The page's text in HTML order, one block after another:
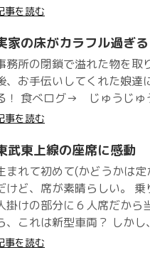
事を読む
家の床がカラフル過ぎる
務所の閉鎖で溢れた物を取
、お手伝いしてくれた娘達
！ 食べログ→ じゅうじゅ
事を読む
武東上線の座席に感動
まれて初めて(かどうかは
けど、席が素晴らしい。
掛けの部分に６人席だから
、これは新型車両？ しかし
事を読む